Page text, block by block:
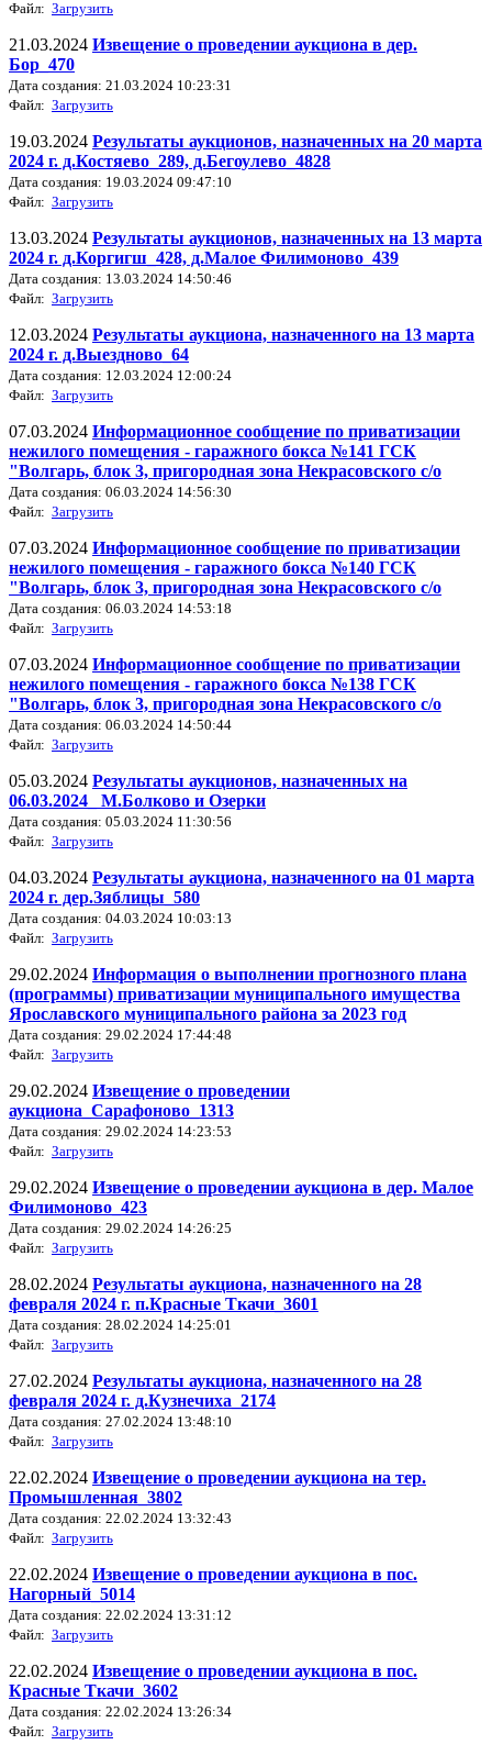
Файл: Загрузить
21.03.2024 Извещение о проведении аукциона в дер.
Бор_470
Дата создания: 21.03.2024 10:23:31
Файл: Загрузить
19.03.2024 Результаты аукционов, назначенных на 20 марта
2024 г. д.Костяево_289, д.Бегоулево_4828
Дата создания: 19.03.2024 09:47:10
Файл: Загрузить
13.03.2024 Результаты аукционов, назначенных на 13 марта
2024 г. д.Коргигш_428, д.Малое Филимоново_439
Дата создания: 13.03.2024 14:50:46
Файл: Загрузить
12.03.2024 Результаты аукциона, назначенного на 13 марта
2024 г. д.Выездново_64
Дата создания: 12.03.2024 12:00:24
Файл: Загрузить
07.03.2024 Информационное сообщение по приватизации
нежилого помещения - гаражного бокса №141 ГСК
"Волгарь, блок 3, пригородная зона Некрасовского с/о
Дата создания: 06.03.2024 14:56:30
Файл: Загрузить
07.03.2024 Информационное сообщение по приватизации
нежилого помещения - гаражного бокса №140 ГСК
"Волгарь, блок 3, пригородная зона Некрасовского с/о
Дата создания: 06.03.2024 14:53:18
Файл: Загрузить
07.03.2024 Информационное сообщение по приватизации
нежилого помещения - гаражного бокса №138 ГСК
"Волгарь, блок 3, пригородная зона Некрасовского с/о
Дата создания: 06.03.2024 14:50:44
Файл: Загрузить
05.03.2024 Результаты аукционов, назначенных на
06.03.2024_ М.Болково и Озерки
Дата создания: 05.03.2024 11:30:56
Файл: Загрузить
04.03.2024 Результаты аукциона, назначенного на 01 марта
2024 г. дер.Зяблицы_580
Дата создания: 04.03.2024 10:03:13
Файл: Загрузить
29.02.2024 Информация о выполнении прогнозного плана
(программы) приватизации муниципального имущества
Ярославского муниципального района за 2023 год
Дата создания: 29.02.2024 17:44:48
Файл: Загрузить
29.02.2024 Извещение о проведении
аукциона_Сарафоново_1313
Дата создания: 29.02.2024 14:23:53
Файл: Загрузить
29.02.2024 Извещение о проведении аукциона в дер. Малое
Филимоново_423
Дата создания: 29.02.2024 14:26:25
Файл: Загрузить
28.02.2024 Результаты аукциона, назначенного на 28
февраля 2024 г. п.Красные Ткачи_3601
Дата создания: 28.02.2024 14:25:01
Файл: Загрузить
27.02.2024 Результаты аукциона, назначенного на 28
февраля 2024 г. д.Кузнечиха_2174
Дата создания: 27.02.2024 13:48:10
Файл: Загрузить
22.02.2024 Извещение о проведении аукциона на тер.
Промышленная_3802
Дата создания: 22.02.2024 13:32:43
Файл: Загрузить
22.02.2024 Извещение о проведении аукциона в пос.
Нагорный_5014
Дата создания: 22.02.2024 13:31:12
Файл: Загрузить
22.02.2024 Извещение о проведении аукциона в пос.
Красные Ткачи_3602
Дата создания: 22.02.2024 13:26:34
Файл: Загрузить